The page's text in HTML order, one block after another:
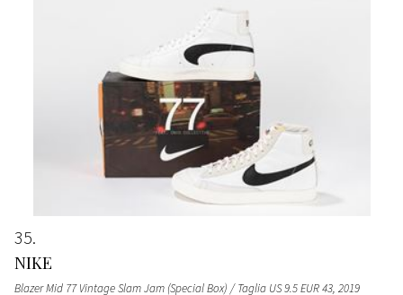
35
NIKE
Blazer Mid 77 Vintage Slam Jam (Special Box) / Taglia US 9.5 EUR 43, 2019